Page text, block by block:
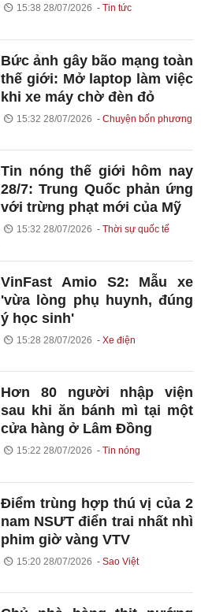
15:38 28/07/2026 Tin tức
Bức ảnh gây bão mạng toàn
thế giới: Mở laptop làm việc
khi xe máy chờ đèn đỏ
15:32 28/07/2026 Chuyện bốn phương
Tin nóng thế giới hôm nay
28/7: Trung Quốc phản ứng
với trừng phạt mới của Mỹ
15:32 28/07/2026 Thời sự quốc tế
VinFast Amio S2: Mẫu xe
'vừa lòng phụ huynh, đúng
ý học sinh'
15:28 28/07/2026 Xe điện
Hơn 80 người nhập viện
sau khi ăn bánh mì tại một
cửa hàng ở Lâm Đồng
15:22 28/07/2026 Tin nóng
Điểm trùng hợp thú vị của 2
nam NSƯT điển trai nhất nhì
phim giờ vàng VTV
15:20 28/07/2026 Sao Việt